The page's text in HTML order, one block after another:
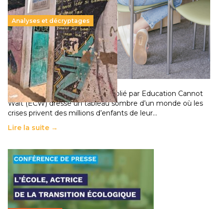
Analyses et décryptages
258 millions d’enfants victimes de la guerre, des
chocs climatiques et des déplacements de
population
11 juillet 2026- National
Un nouveau rapport mondial publié par Education Cannot
Wait (ECW) dresse un tableau sombre d’un monde où les
crises privent des millions d’enfants de leur…
Lire la suite →